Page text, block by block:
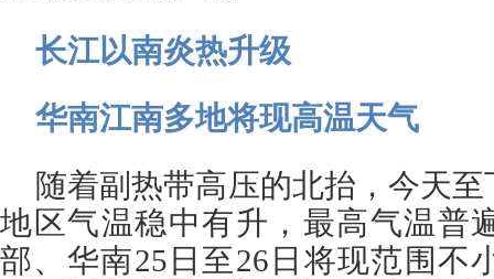
长江以南炎热升级
华南江南多地将现高温天气
随着副热带高压的北抬，今天
地区气温稳中有升，最高气温普
部、华南25日至26日将现范围不